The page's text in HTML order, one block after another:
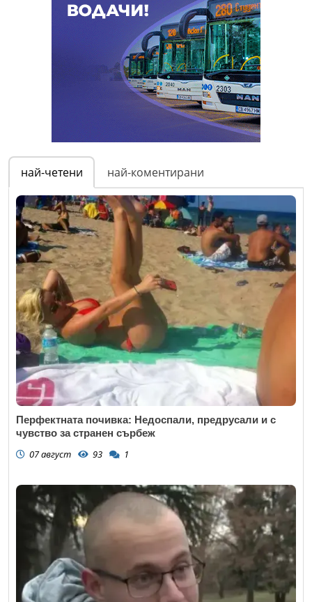
най-четени най-коментирани
Перфектната почивка: Недоспали, предрусали и с
чувство за странен сърбеж
07 август 93 1